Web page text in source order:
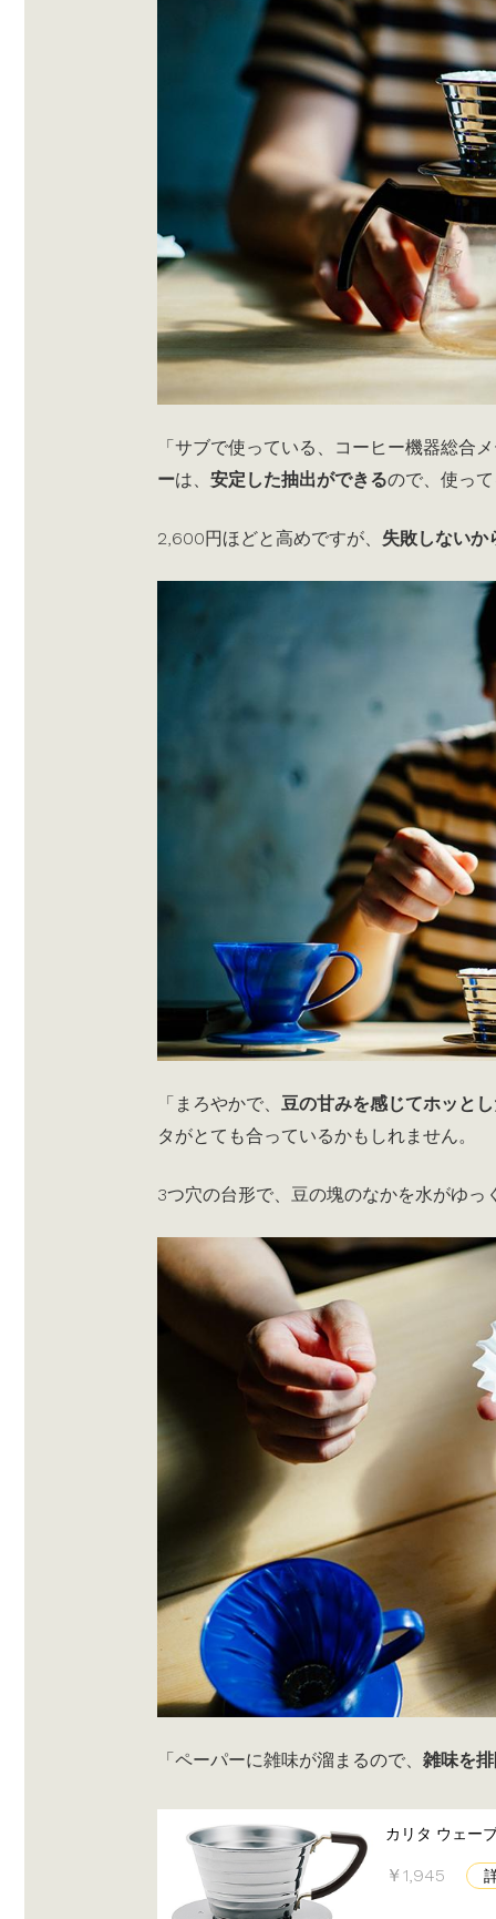
「サブで使っている、コーヒー機器総合
ーは、 安定した抽出ができるので、使っ
2,600円ほどと高めですが、 失敗しないか
「まろやかで、 豆の甘みを感じてホッと
タがとても合っているかもしれません。
3つ穴の台形で、豆の塊のなかを水がゆっ
「ペーパーに雑味が溜まるので、 雑味を
カリタ ウェー
￥1,945